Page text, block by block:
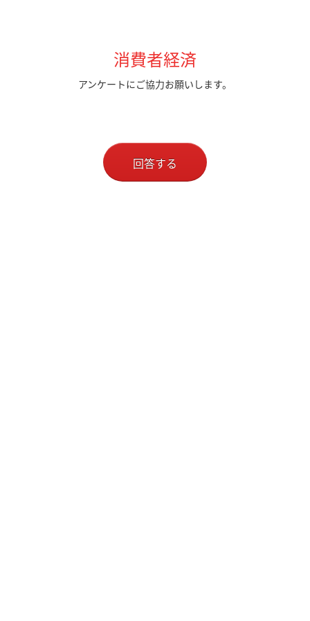
消費者経済
アンケートにご協力お願いします。
回答する